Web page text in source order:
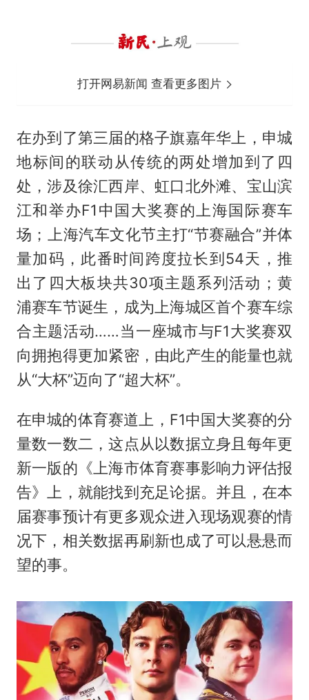
打开网易新闻 查看更多图片
在办到了第三届的格子旗嘉年华上，申城
地标间的联动从传统的两处增加到了四
处，涉及徐汇西岸、虹口北外滩、宝山滨
江和举办F1中国大奖赛的上海国际赛车
场；上海汽车文化节主打“节赛融合”并体
量加码，此番时间跨度拉长到54天，推
出了四大板块共30项主题系列活动；黄
浦赛车节诞生，成为上海城区首个赛车综
合主题活动……当一座城市与F1大奖赛双
向拥抱得更加紧密，由此产生的能量也就
从“大杯”迈向了“超大杯”。
在申城的体育赛道上，F1中国大奖赛的分
量数一数二，这点从以数据立身且每年更
新一版的《上海市体育赛事影响力评估报
告》上，就能找到充足论据。并且，在本
届赛事预计有更多观众进入现场观赛的情
况下，相关数据再刷新也成了可以悬悬而
望的事。